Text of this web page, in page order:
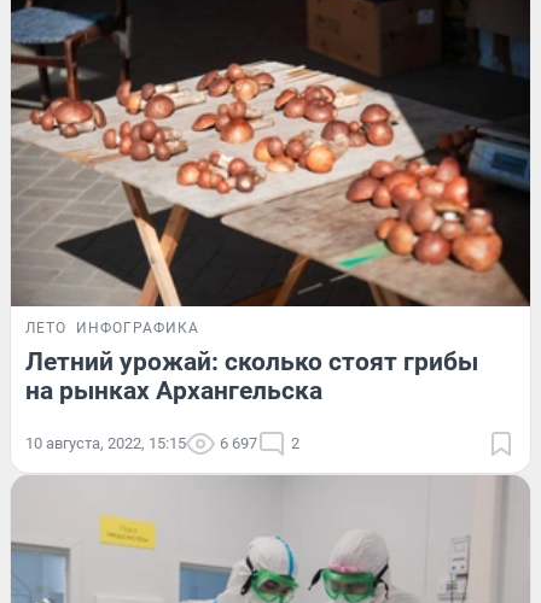
ЛЕТО ИНФОГРАФИКА
Летний урожай: сколько стоят грибы
на рынках Архангельска
10 августа, 2022, 15:15 6 697 2